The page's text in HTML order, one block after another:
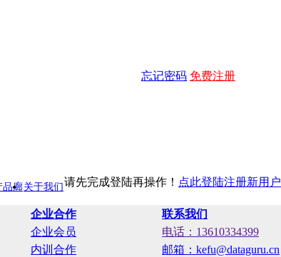
忘记密码 免费注册
品廊关于我们请先完成登陆再操作！ 点此登陆注册新用户
企业合作 联系我们
企业会员
电话：13610334399
内训合作 邮箱：kefu@dataguru.cn